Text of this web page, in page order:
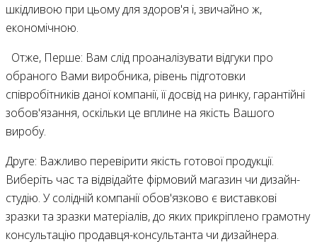
шкідливою при цьому для здоров'я і, звичайно ж,
економічною.
Отже, Перше: Вам слід проаналізувати відгуки про
обраного Вами виробника, рівень підготовки
співробітників даної компанії, її досвід на ринку, гарантійні
зобов'язання, оскільки це вплине на якість Вашого
виробу.
Друге: Важливо перевірити якість готової продукції.
Виберіть час та відвідайте фірмовий магазин чи дизайн-
студію. У солідній компанії обов'язково є виставкові
зразки та зразки матеріалів, до яких прикріплено грамотну
консультацію продавця-консультанта чи дизайнера.